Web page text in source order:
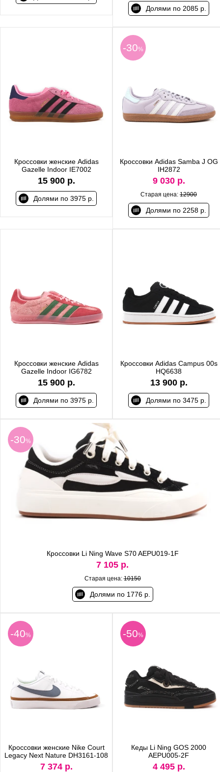
Долями по 2085 р.
Кроссовки женские Adidas
Gazelle Indoor IE7002
15 900 р.
Долями по 3975 р.
-30%
Кроссовки Adidas Samba J OG
IH2872
9 030 р.
Старая цена: 12900
Долями по 2258 р.
Кроссовки женские Adidas
Gazelle Indoor IG6782
15 900 р.
Долями по 3975 р.
Кроссовки Adidas Campus 00s
HQ6638
13 900 р.
Долями по 3475 р.
-30%
Кроссовки Li Ning Wave S70 AEPU019-1F
7 105 р.
Старая цена:10150
Долями по 1776 р.
-40%
Кроссовки женские Nike Court
Legacy Next Nature DH3161-108
7 374 р.
-50%
Кеды Li Ning GOS 2000
AEPU005-2F
4 495 р.